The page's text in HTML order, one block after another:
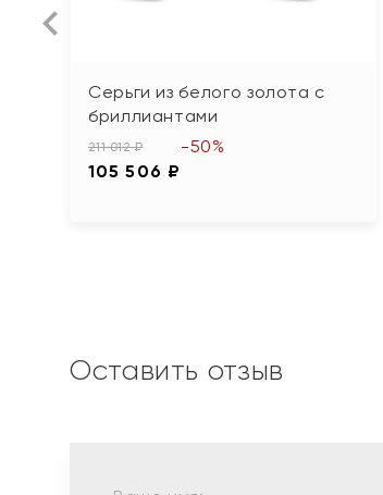
Серьги из белого золота с
бриллиантами
211 012 ₽
105 506 ₽
-50%
Оставить отзыв